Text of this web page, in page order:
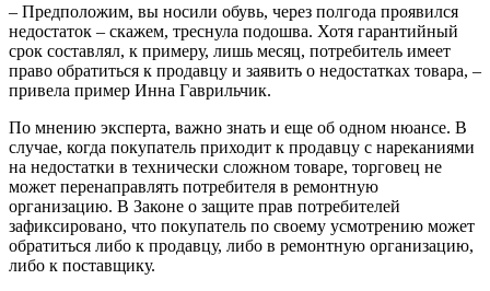
– Предположим, вы носили обувь, через полгода проявился
недостаток – скажем, треснула подошва. Хотя гарантийный
срок составлял, к примеру, лишь месяц, потребитель имеет
право обратиться к продавцу и заявить о недостатках товара, –
привела пример Инна Гаврильчик.
По мнению эксперта, важно знать и еще об одном нюансе. В
случае, когда покупатель приходит к продавцу с нареканиями
на недостатки в технически сложном товаре, торговец не
может перенаправлять потребителя в ремонтную
организацию. В Законе о защите прав потребителей
зафиксировано, что покупатель по своему усмотрению может
обратиться либо к продавцу, либо в ремонтную организацию,
либо к поставщику.